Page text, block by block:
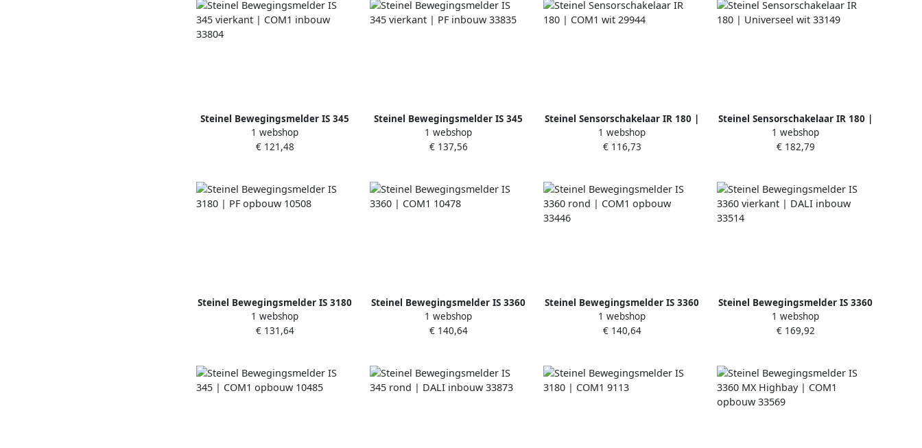
Steinel Bewegingsmelder IS 345
vierkant | COM1 inbouw 33804
1 webshop
€ 121,48
Steinel Bewegingsmelder IS 345
vierkant | PF inbouw 33835
1 webshop
€ 137,56
Steinel Sensorschakelaar IR 180 |
COM1 wit 29944
1 webshop
€ 116,73
Steinel Sensorschakelaar IR 180 |
Universeel wit 33149
1 webshop
€ 182,79
Steinel Bewegingsmelder IS 3180
| PF opbouw 10508
1 webshop
€ 131,64
Steinel Bewegingsmelder IS 3360
| COM1 10478
1 webshop
€ 140,64
Steinel Bewegingsmelder IS 3360
rond | COM1 opbouw 33446
1 webshop
€ 140,64
Steinel Bewegingsmelder IS 3360
vierkant | DALI inbouw 33514
1 webshop
€ 169,92